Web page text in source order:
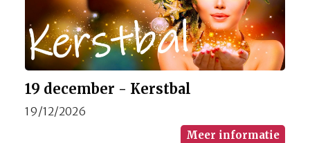
19 december - Kerstbal
19/12/2026
Meer informatie